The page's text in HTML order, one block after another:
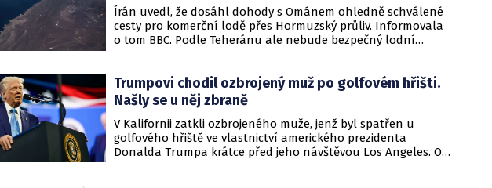
Írán uvedl, že dosáhl dohody s Ománem ohledně schválené
cesty pro komerční lodě přes Hormuzský průliv. Informovala
o tom BBC. Podle Teheránu ale nebude bezpečný lodní
Trumpovi chodil ozbrojený muž po golfovém hřišti.
Našly se u něj zbraně
V Kalifornii zatkli ozbrojeného muže, jenž byl spatřen u
golfového hřiště ve vlastnictví amerického prezidenta
Donalda Trumpa krátce před jeho návštěvou Los Angeles. O